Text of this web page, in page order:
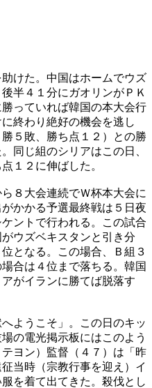
けた。中国はホームでウズ
半４１分にガオリンがＰＫ
っていれば韓国の本大会行
終わり絶好の機会を逃し
５敗、勝ち点１２）との勝
同じ組のシリアはこの日、
１２に伸ばした。
８大会連続でＷ杯本大会に
かかる予選最終戦は５日夜
ントで行われる。この試合
ウズベキスタンと引き分
となる。この場合、Ｂ組３
合は４位まで落ちる。韓国
がイランに勝てば脱落す
ようこそ」。この日のキッ
の電光掲示板にはこのよう
ヨン）監督（４７）は「昨
当時（宗教行事を迎え）イ
を着て出てきた。殺伐とし